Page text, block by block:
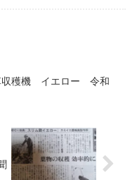
収穫機 イエロー 令和